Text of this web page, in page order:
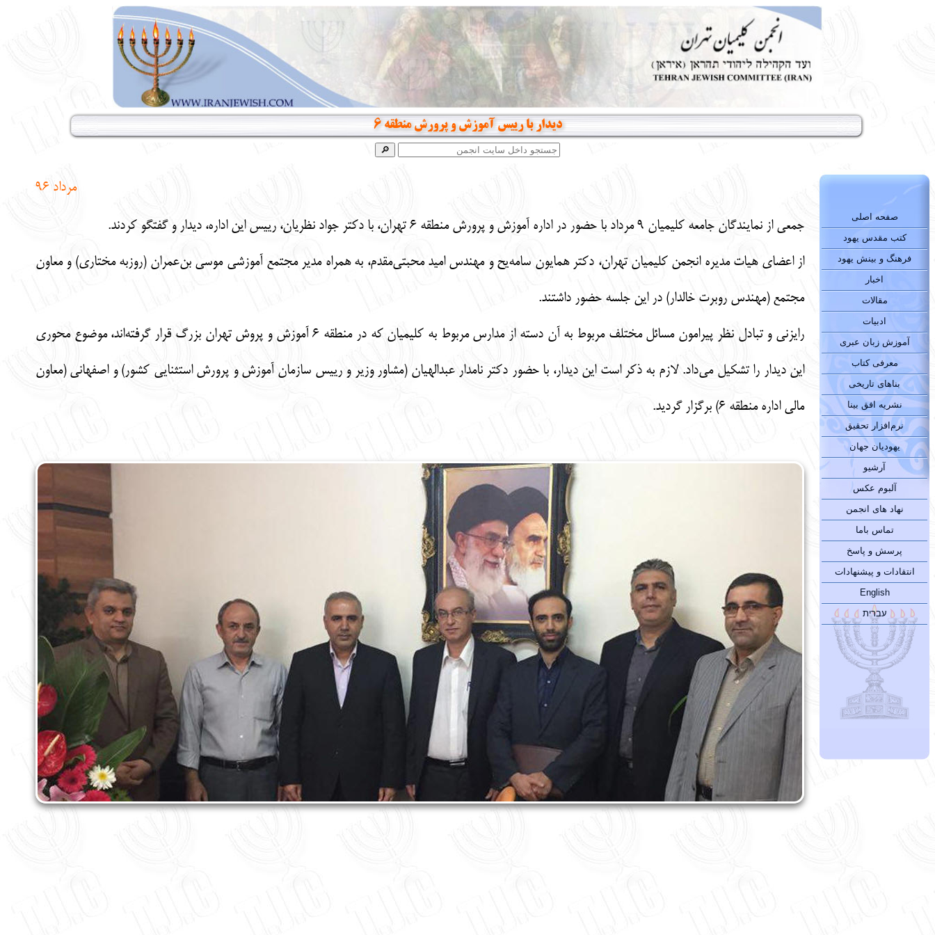
دیدار با رییس آموزش و پرورش منطقه 6
صفحه اصلی
کتب مقدس یهود
فرهنگ و بینش یهود
اخبار
مقالات
ادبیات
آموزش زبان عبری
معرفی کتاب
بناهای تاریخی
نشریه افق بینا
نرم‌افزار تحقیق
یهودیان جهان
آرشیو
آلبوم عکس
نهاد های انجمن
تماس باما
پرسش و پاسخ
انتقادات و پیشنهادات
English
עברית
مرداد 96
جمعی از نمایندگان جامعه کلیمیان 9 مرداد با حضور در اداره آموزش و پرورش منطقه 6 تهران، با دکتر جواد نظریان، رییس این اداره، دیدار و گفتگو کردند.
از اعضای هیات مدیره انجمن کلیمیان تهران، دکتر همایون سامه‌یح و مهندس امید محبتی‌مقدم، به همراه مدیر مجتمع آموزشی موسی بن‌عمران (روزبه مختاری) و معاون
مجتمع (مهندس روبرت خالدار) در این جلسه حضور داشتند.
رایزنی و تبادل نظر پیرامون مسائل مختلف مربوط به آن دسته از مدارس مربوط به کلیمیان که در منطقه 6 آموزش و پروش تهران بزرگ قرار گرفته‌اند، موضوع محوری
این دیدار را تشکیل می‌داد. لازم به ذکر است این دیدار، با حضور دکتر نامدار عبدالهیان (مشاور وزیر و رییس سازمان آموزش و پرورش استثنایی کشور) و اصفهانی (معاون
مالی اداره منطقه 6) برگزار گردید.